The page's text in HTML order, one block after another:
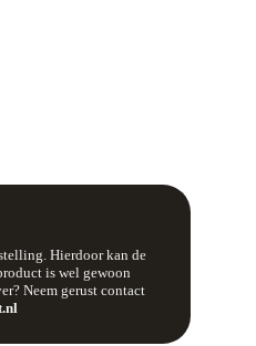
Hierdoor kan de
is wel gewoon
Neem gerust contact